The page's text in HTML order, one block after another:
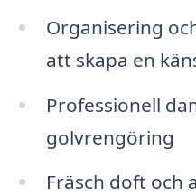
Organisering
att skapa en
Professionell
golvrengöring
Fräsch doft och